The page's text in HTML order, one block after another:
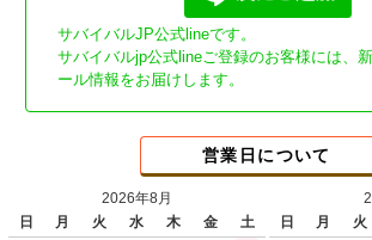
サバイバルJP公式lineです。
サバイバルjp公式lineご登録のお客様には、
ール情報をお届けします。
営業日について
2026年8月
日
月 火 水 木 金
土
日
月 火